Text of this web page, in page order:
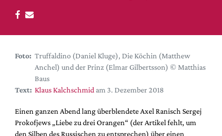
DdB-map
Premierensuche
Festival-Planer
Hefte
Alle Hefte
Leseproben
Foto: Truffaldino (Daniel Kluge), Die Köchin (Matthew
Anchel) und der Prinz (Elmar Gilbertsson) © Matthias
Baus
Text: Klaus Kalchschmid am 3. Dezember 2018
Einen ganzen Abend lang überblendete Axel Ranisch Sergej
Prokofjews „Liebe zu drei Orangen“ (der Artikel fehlt, um
den Silben des Russischen zu entsprechen) über einen